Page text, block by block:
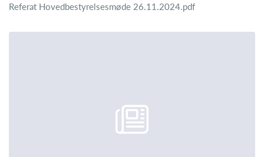
Referat Hovedbestyrelsesmøde 26.11.2024.pdf